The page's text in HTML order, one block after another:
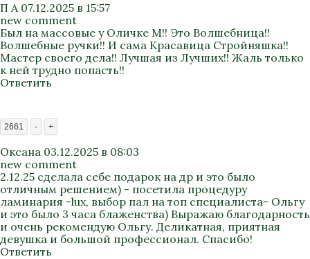
П А 07.12.2025 в 15:57
new comment
Был на массовые у Оличке М!! Это Волшебница!!
Волшебные ручки!! И сама Красавица Стройняшка!!
Мастер своего дела!! Лучшая из Лучших!! Жаль только
к ней трудно попасть!!
Ответить
2661 - +
Оксана 03.12.2025 в 08:03
new comment
2.12.25 сделала себе подарок на др и это было
отличным решением) - посетила процедуру
ламинария -lux, выбор пал на топ специалиста- Ольгу
и это было 3 часа блаженства) Выражаю благодарность
и очень рекомендую Ольгу. Деликатная, приятная
девушка и большой профессионал. Спасибо!
Ответить